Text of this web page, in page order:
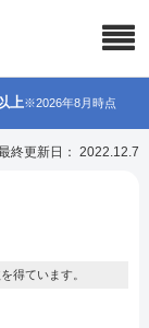
上※2026年8月時点
終更新日： 2022.12.7
得ています。